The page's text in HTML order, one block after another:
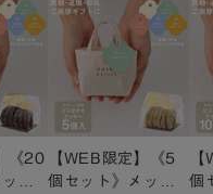
《20
セ
【WEB限定】《5
個セット》メッセ
個